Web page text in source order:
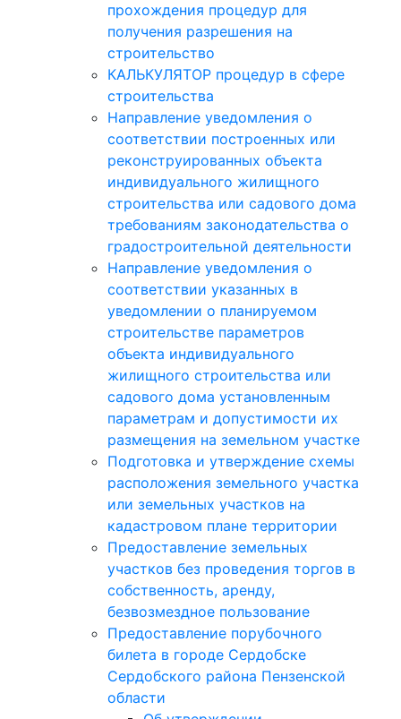
прохождения процедур для
получения разрешения на
строительство
КАЛЬКУЛЯТОР процедур в сфере
строительства
Направление уведомления о
соответствии построенных или
реконструированных объекта
индивидуального жилищного
строительства или садового дома
требованиям законодательства о
градостроительной деятельности
Направление уведомления о
соответствии указанных в
уведомлении о планируемом
строительстве параметров
объекта индивидуального
жилищного строительства или
садового дома установленным
параметрам и допустимости их
размещения на земельном участке
Подготовка и утверждение схемы
расположения земельного участка
или земельных участков на
кадастровом плане территории
Предоставление земельных
участков без проведения торгов в
собственность, аренду,
безвозмездное пользование
Предоставление порубочного
билета в городе Сердобске
Сердобского района Пензенской
области